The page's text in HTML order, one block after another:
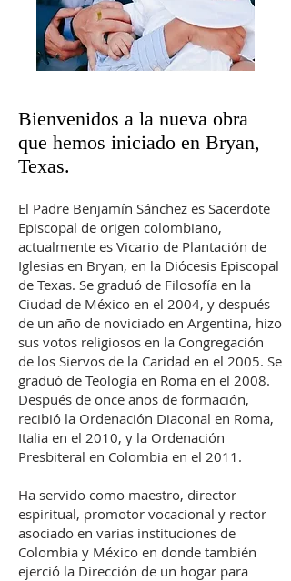
Bienvenidos a la nueva obra
que hemos iniciado en Bryan,
Texas.
El Padre Benjamín Sánchez es Sacerdote
Episcopal de origen colombiano,
actualmente es Vicario de Plantación de
Iglesias en Bryan, en la Diócesis Episcopal
de Texas. Se graduó de Filosofía en la
Ciudad de México en el 2004, y después
de un año de noviciado en Argentina, hizo
sus votos religiosos en la Congregación
de los Siervos de la Caridad en el 2005. Se
graduó de Teología en Roma en el 2008.
Después de once años de formación,
recibió la Ordenación Diaconal en Roma,
Italia en el 2010, y la Ordenación
Presbiteral en Colombia en el 2011.
Ha servido como maestro, director
espiritual, promotor vocacional y rector
asociado en varias instituciones de
Colombia y México en donde también
ejerció la Dirección de un hogar para